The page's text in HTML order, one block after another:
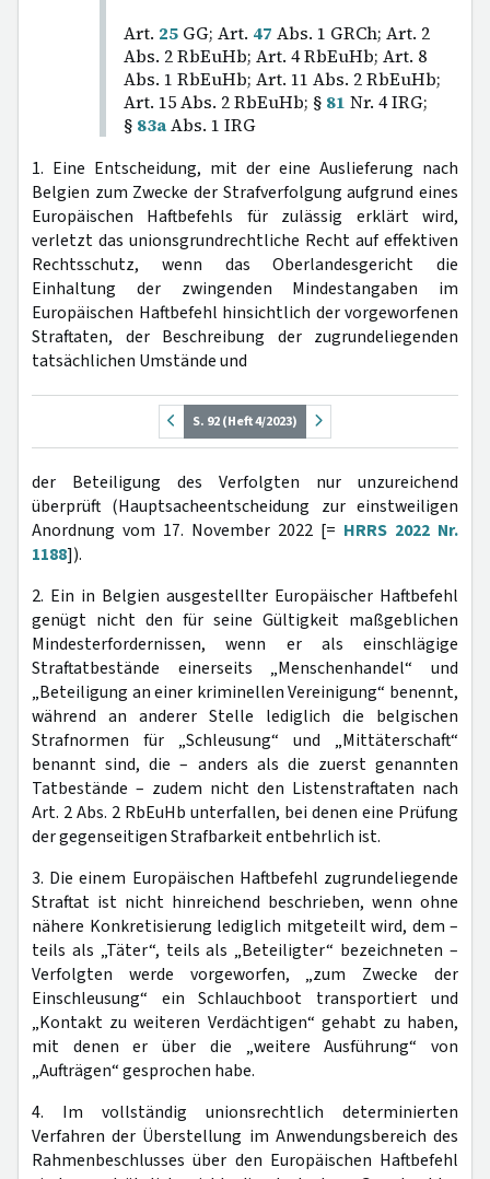
Art. 25 GG; Art. 47 Abs. 1 GRCh; Art. 2
Abs. 2 RbEuHb; Art. 4 RbEuHb; Art. 8
Abs. 1 RbEuHb; Art. 11 Abs. 2 RbEuHb;
Art. 15 Abs. 2 RbEuHb; § 81 Nr. 4 IRG;
§ 83aAbs. 1 IRG
1. Eine Entscheidung, mit der eine Auslieferung nach
Belgien zum Zwecke der Strafverfolgung aufgrund eines
Europäischen Haftbefehls für zulässig erklärt wird,
verletzt das unionsgrundrechtliche Recht auf effektiven
Rechtsschutz, wenn das Oberlandesgericht die
Einhaltung der zwingenden Mindestangaben im
Europäischen Haftbefehl hinsichtlich der vorgeworfenen
Straftaten, der Beschreibung der zugrundeliegenden
tatsächlichen Umstände und
S. 92 (Heft 4/2023)
der Beteiligung des Verfolgten nur unzureichend
überprüft (Hauptsacheentscheidung zur einstweiligen
Anordnung vom 17. November 2022 [= HRRS 2022 Nr.
1188]).
2. Ein in Belgien ausgestellter Europäischer Haftbefehl
genügt nicht den für seine Gültigkeit maßgeblichen
Mindesterfordernissen, wenn er als einschlägige
Straftatbestände einerseits „Menschenhandel“ und
„Beteiligung an einer kriminellen Vereinigung“ benennt,
während an anderer Stelle lediglich die belgischen
Strafnormen für „Schleusung“ und „Mittäterschaft“
benannt sind, die – anders als die zuerst genannten
Tatbestände – zudem nicht den Listenstraftaten nach
Art. 2 Abs. 2 RbEuHb unterfallen, bei denen eine Prüfung
der gegenseitigen Strafbarkeit entbehrlich ist.
3. Die einem Europäischen Haftbefehl zugrundeliegende
Straftat ist nicht hinreichend beschrieben, wenn ohne
nähere Konkretisierung lediglich mitgeteilt wird, dem –
teils als „Täter“, teils als „Beteiligter“ bezeichneten –
Verfolgten werde vorgeworfen, „zum Zwecke der
Einschleusung“ ein Schlauchboot transportiert und
„Kontakt zu weiteren Verdächtigen“ gehabt zu haben,
mit denen er über die „weitere Ausführung“ von
„Aufträgen“ gesprochen habe.
4. Im vollständig unionsrechtlich determinierten
Verfahren der Überstellung im Anwendungsbereich des
Rahmenbeschlusses über den Europäischen Haftbefehl